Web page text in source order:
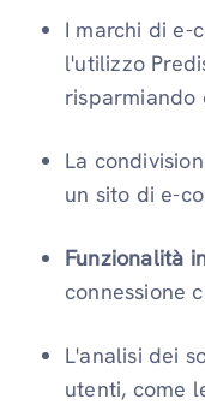
I marchi di e-
l'utilizzo
risparmiando
La
un sito di e-
Funzionalità
connessione
L'analisi dei
utenti, come